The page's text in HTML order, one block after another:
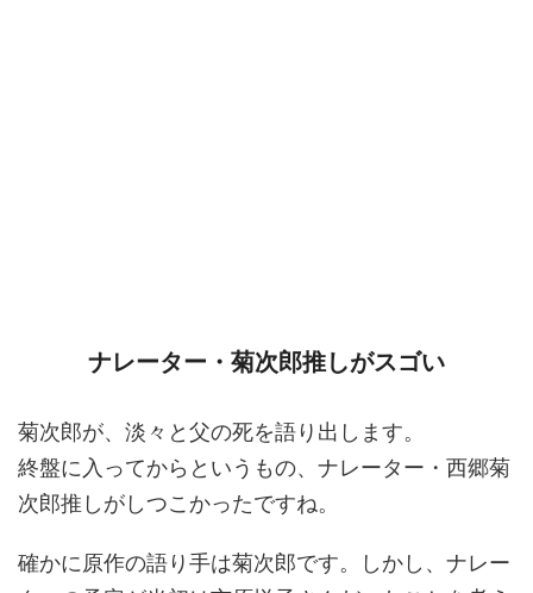
ナレーター・菊次郎推しがスゴい
菊次郎が、淡々と父の死を語り出します。
終盤に入ってからというもの、ナレーター・西郷菊
次郎推しがしつこかったですね。
確かに原作の語り手は菊次郎です。しかし、ナレー